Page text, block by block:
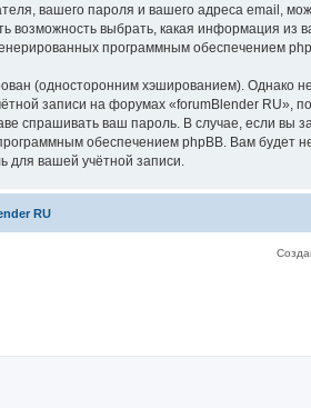
вашего пароля и вашего адреса email,
возможность выбрать, какая информация из
программным обеспечением
(односторонним хэшированием). Однако не
записи на форумах «forumBlender RU»,
спрашивать ваш пароль. В случае, если вы
обеспечением phpBB. Вам будет
для вашей учётной записи.
RU